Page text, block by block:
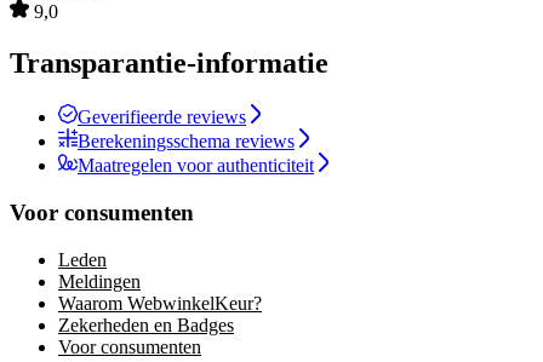
9,0
Transparantie-informatie
Geverifieerde reviews
Berekeningsschema reviews
Maatregelen voor authenticiteit
Voor consumenten
Leden
Meldingen
Waarom WebwinkelKeur?
Zekerheden en Badges
Voor consumenten